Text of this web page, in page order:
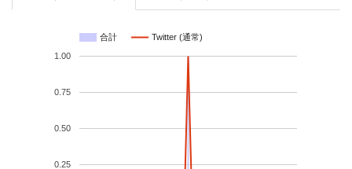
合計 Twitter (通常)
0.25
0.50
0.75
1.00